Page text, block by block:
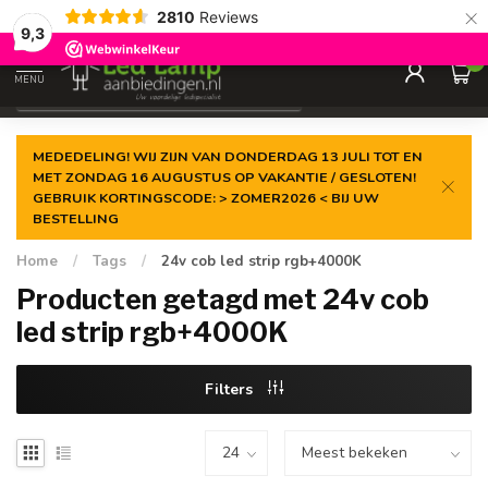
9,3
2810 Reviews ×
Gegarandeerde delaagste prijs
MENU
0
MEDEDELING! WIJ ZIJN VAN DONDERDAG 13 JULI TOT EN
MET ZONDAG 16 AUGUSTUS OP VAKANTIE / GESLOTEN!
GEBRUIK KORTINGSCODE: > ZOMER2026 < BIJ UW
BESTELLING
Home / Tags / 24v cob led strip rgb+4000K
Producten getagd met 24v cob
led strip rgb+4000K
Filters